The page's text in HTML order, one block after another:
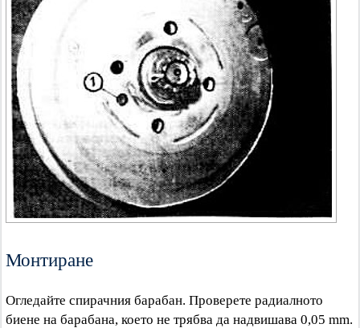
Монтиране
Огледайте спирачния барабан. Проверете радиалното
биене на барабана, което не трябва да надвишава 0,05 mm.